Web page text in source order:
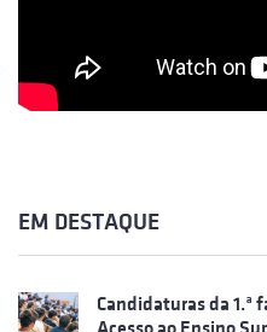
EM DESTAQUE
Candidaturas da 1.ª